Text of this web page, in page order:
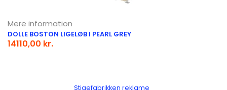
Mere information
DOLLE BOSTON LIGELØB I PEARL GREY
14110,00 kr.
Stigefabrikken reklame